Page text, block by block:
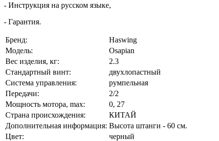
- Инструкция на русском языке,
- Гарантия.
Бренд:
Haswing
Модель:
Osapian
Вес изделия, кг:
2.3
Стандартный винт:
двухлопастный
Система управления:
румпельная
Передачи:
2/2
Мощность мотора, max:
0, 27
Страна происхождения:
КИТАЙ
Дополнительная информация: Высота штанги - 60 см.
Цвет:
черный